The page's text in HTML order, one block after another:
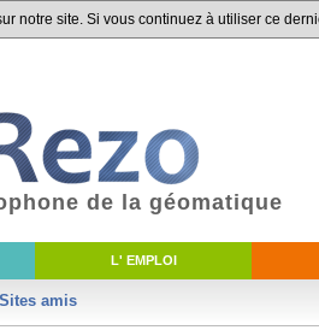
notre site. Si vous continuez à utiliser ce
L' EMPLOI
Sites amis
de la géomatique